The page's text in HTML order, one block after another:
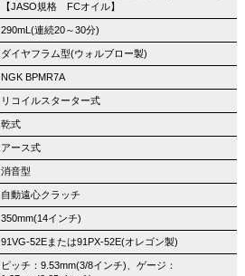
【JASO規格 FCオイル】
290mL(連続20～30分)
ダイヤフラム型(ウォルブロー製)
NGK BPMR7A
リコイルスターター式
乾式
アース式
消音型
自動遠心クラッチ
350mm(14インチ)
91VG-52Eまたは91PX-52E(オレゴン製)
ピッチ：9.53mm(3/8インチ)、ゲージ：